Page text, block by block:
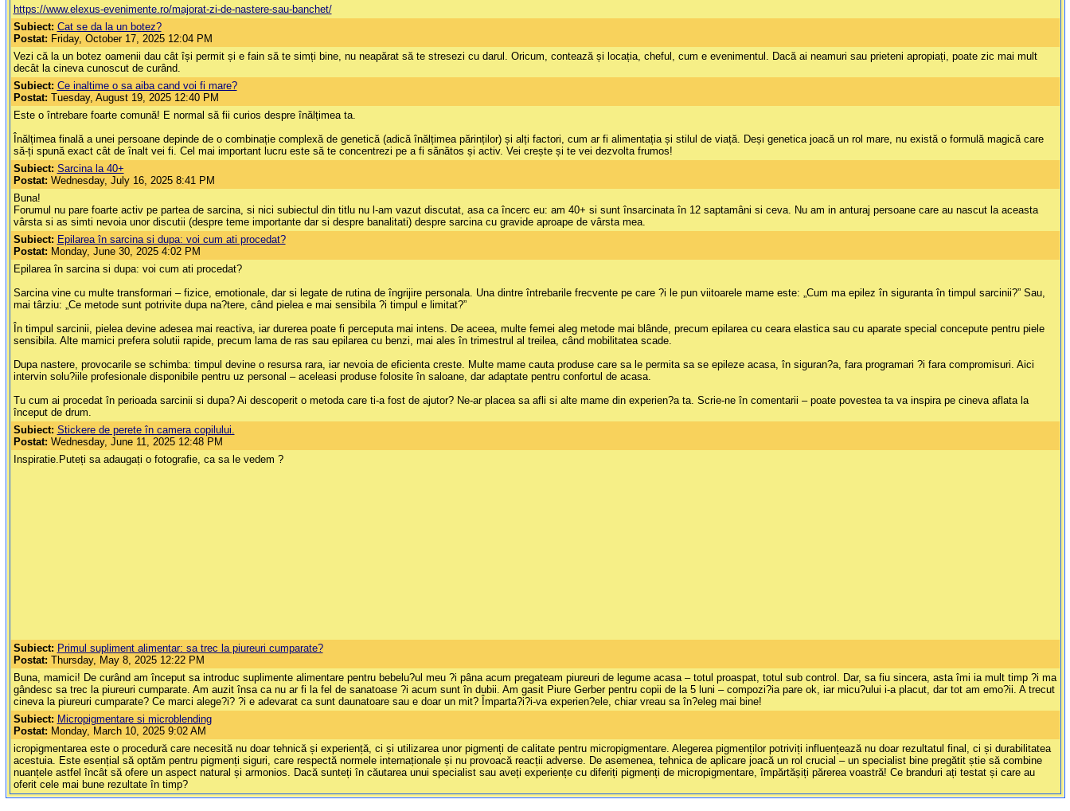
https://www.elexus-evenimente.ro/majorat-zi-de-nastere-sau-banchet/
Subiect: Cat se da la un botez?
Postat: Friday, October 17, 2025 12:04 PM
Vezi că la un botez oamenii dau cât își permit și e fain să te simți bine, nu neapărat să te stresezi cu darul. Oricum, contează și locația, cheful, cum e evenimentul. Dacă ai neamuri sau prieteni apropiați, poate zic mai mult
decât la cineva cunoscut de curând.
Subiect: Ce inaltime o sa aiba cand voi fi mare?
Postat: Tuesday, August 19, 2025 12:40 PM
Este o întrebare foarte comună! E normal să fii curios despre înălțimea ta.
Înălțimea finală a unei persoane depinde de o combinație complexă de genetică (adică înălțimea părinților) și alți factori, cum ar fi alimentația și stilul de viață. Deși genetica joacă un rol mare, nu există o formulă magică care
să-ți spună exact cât de înalt vei fi. Cel mai important lucru este să te concentrezi pe a fi sănătos și activ. Vei crește și te vei dezvolta frumos!
Subiect: Sarcina la 40+
Postat: Wednesday, July 16, 2025 8:41 PM
Buna!
Forumul nu pare foarte activ pe partea de sarcina, si nici subiectul din titlu nu l-am vazut discutat, asa ca încerc eu: am 40+ si sunt însarcinata în 12 saptamâni si ceva. Nu am in anturaj persoane care au nascut la aceasta
vârsta si as simti nevoia unor discutii (despre teme importante dar si despre banalitati) despre sarcina cu gravide aproape de vârsta mea.
Subiect: Epilarea în sarcina si dupa: voi cum ati procedat?
Postat: Monday, June 30, 2025 4:02 PM
Epilarea în sarcina si dupa: voi cum ati procedat?
Sarcina vine cu multe transformari – fizice, emotionale, dar si legate de rutina de îngrijire personala. Una dintre întrebarile frecvente pe care ?i le pun viitoarele mame este: „Cum ma epilez în siguranta în timpul sarcinii?” Sau,
mai târziu: „Ce metode sunt potrivite dupa na?tere, când pielea e mai sensibila ?i timpul e limitat?”
În timpul sarcinii, pielea devine adesea mai reactiva, iar durerea poate fi perceputa mai intens. De aceea, multe femei aleg metode mai blânde, precum epilarea cu ceara elastica sau cu aparate special concepute pentru piele
sensibila. Alte mamici prefera solutii rapide, precum lama de ras sau epilarea cu benzi, mai ales în trimestrul al treilea, când mobilitatea scade.
Dupa nastere, provocarile se schimba: timpul devine o resursa rara, iar nevoia de eficienta creste. Multe mame cauta produse care sa le permita sa se epileze acasa, în siguran?a, fara programari ?i fara compromisuri. Aici
intervin solu?iile profesionale disponibile pentru uz personal – aceleasi produse folosite în saloane, dar adaptate pentru confortul de acasa.
Tu cum ai procedat în perioada sarcinii si dupa? Ai descoperit o metoda care ti-a fost de ajutor? Ne-ar placea sa afli si alte mame din experien?a ta. Scrie-ne în comentarii – poate povestea ta va inspira pe cineva aflata la
început de drum.
Subiect: Stickere de perete în camera copilului.
Postat: Wednesday, June 11, 2025 12:48 PM
Inspiratie.Puteți sa adaugați o fotografie, ca sa le vedem ?
Subiect: Primul supliment alimentar: sa trec la piureuri cumparate?
Postat: Thursday, May 8, 2025 12:22 PM
Buna, mamici! De curând am început sa introduc suplimente alimentare pentru bebelu?ul meu ?i pâna acum pregateam piureuri de legume acasa – totul proaspat, totul sub control. Dar, sa fiu sincera, asta îmi ia mult timp ?i ma
gândesc sa trec la piureuri cumparate. Am auzit însa ca nu ar fi la fel de sanatoase ?i acum sunt în dubii. Am gasit Piure Gerber pentru copii de la 5 luni – compozi?ia pare ok, iar micu?ului i-a placut, dar tot am emo?ii. A trecut
cineva la piureuri cumparate? Ce marci alege?i? ?i e adevarat ca sunt daunatoare sau e doar un mit? Împarta?i?i-va experien?ele, chiar vreau sa în?eleg mai bine!
Subiect: Micropigmentare si microblending
Postat: Monday, March 10, 2025 9:02 AM
icropigmentarea este o procedură care necesită nu doar tehnică și experiență, ci și utilizarea unor pigmenți de calitate pentru micropigmentare. Alegerea pigmenților potriviți influențează nu doar rezultatul final, ci și durabilitatea
acestuia. Este esențial să optăm pentru pigmenți siguri, care respectă normele internaționale și nu provoacă reacții adverse. De asemenea, tehnica de aplicare joacă un rol crucial – un specialist bine pregătit știe să combine
nuanțele astfel încât să ofere un aspect natural și armonios. Dacă sunteți în căutarea unui specialist sau aveți experiențe cu diferiți pigmenți de micropigmentare, împărtășiți părerea voastră! Ce branduri ați testat și care au
oferit cele mai bune rezultate în timp?